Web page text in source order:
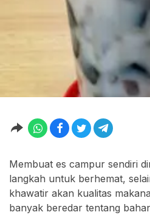
Membuat es campur sendiri
langkah untuk berhemat,
khawatir akan kualitas
banyak beredar tentang